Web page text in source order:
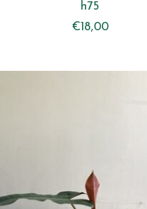
h75
€18,00